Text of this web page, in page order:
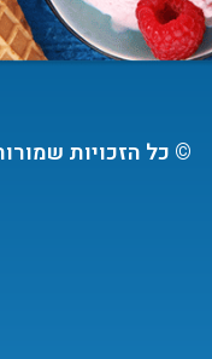
© כל הזכויות שמורות